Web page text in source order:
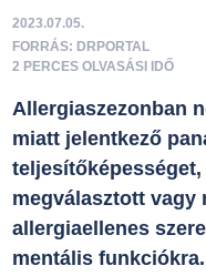
2023.07.05.
FORRÁS: DRPORTAL
2 PERCES OLVASÁSI IDŐ
Allergiaszezonban
miatt jelentkező
teljesítőképességet,
megválasztott vagy
allergiaellenes
mentális